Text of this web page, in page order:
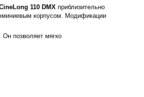
110 DMX приблизительно
корпусом. Модификации
Он позволяет мягко